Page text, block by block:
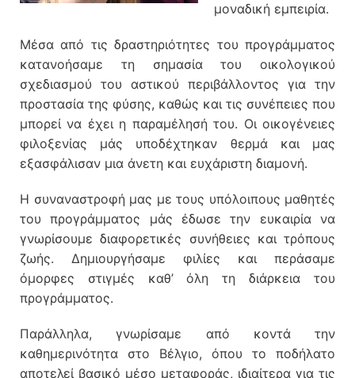
μοναδική εμπειρία.
Μέσα από τις δραστηριότητες του προγράμματος
κατανοήσαμε τη σημασία του οικολογικού
σχεδιασμού του αστικού περιβάλλοντος για την
προστασία της φύσης, καθώς και τις συνέπειες που
μπορεί να έχει η παραμέλησή του. Οι οικογένειες
φιλοξενίας μάς υποδέχτηκαν θερμά και μας
εξασφάλισαν μια άνετη και ευχάριστη διαμονή.
Η συναναστροφή μας με τους υπόλοιπους μαθητές
του προγράμματος μάς έδωσε την ευκαιρία να
γνωρίσουμε διαφορετικές συνήθειες και τρόπους
ζωής. Δημιουργήσαμε φιλίες και περάσαμε
όμορφες στιγμές καθ’ όλη τη διάρκεια του
προγράμματος.
Παράλληλα, γνωρίσαμε από κοντά την
καθημερινότητα στο Βέλγιο, όπου το ποδήλατο
αποτελεί βασικό μέσο μεταφοράς, ιδιαίτερα για τις